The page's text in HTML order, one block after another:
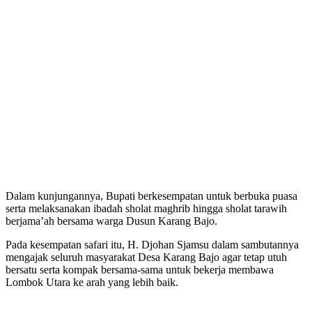
Dalam kunjungannya, Bupati berkesempatan untuk berbuka puasa
serta melaksanakan ibadah sholat maghrib hingga sholat tarawih
berjama’ah bersama warga Dusun Karang Bajo.
Pada kesempatan safari itu, H. Djohan Sjamsu dalam sambutannya
mengajak seluruh masyarakat Desa Karang Bajo agar tetap utuh
bersatu serta kompak bersama-sama untuk bekerja membawa
Lombok Utara ke arah yang lebih baik.